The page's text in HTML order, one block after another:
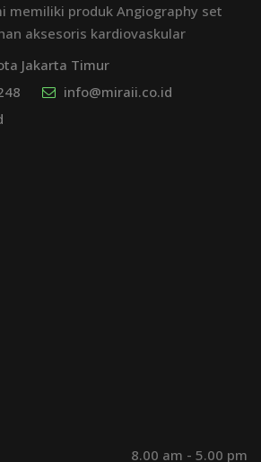
memiliki produk Angiography set
aksesoris kardiovaskular
Jakarta Timur
info@miraii.co.id
8.00 am - 5.00 pm